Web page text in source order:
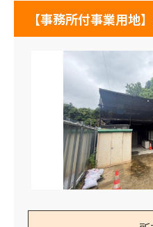
【事務所付事業用地